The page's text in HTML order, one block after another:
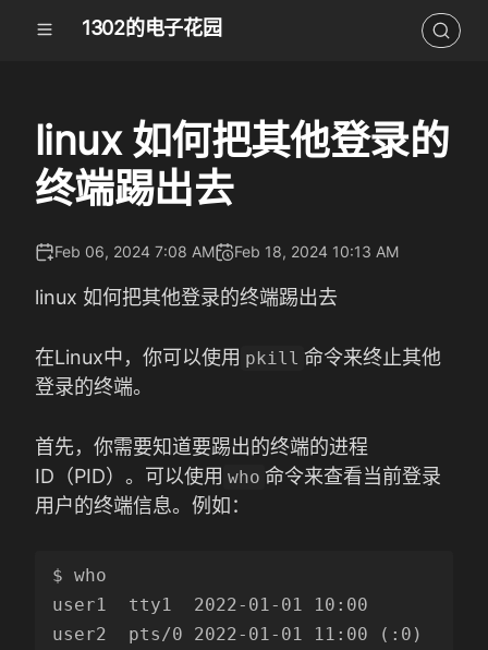
1302的电子花园
linux 如何把其他登录的
终端踢出去
Feb 06, 2024 7:08 AM Feb 18, 2024 10:13 AM
linux 如何把其他登录的终端踢出去
在Linux中，你可以使用 pkill 命令来终止其他
登录的终端。
首先，你需要知道要踢出的终端的进程
ID（PID）。可以使用 who 命令来查看当前登录
用户的终端信息。例如：
$ who
user1  tty1  2022-01-01 10:00
user2  pts/0 2022-01-01 11:00 (:0)